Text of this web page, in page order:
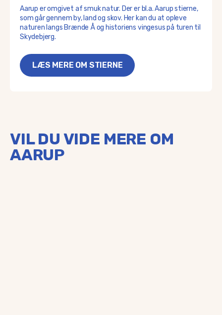
Aarup er omgivet af smuk natur. Der er bl.a. Aarup stierne,
som går gennem by, land og skov. Her kan du at opleve
naturen langs Brænde Å og historiens vingesus på turen til
Skydebjerg.
LÆS MERE OM STIERNE
VIL DU VIDE MERE OM
AARUP